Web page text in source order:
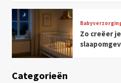
Zo creëer
Categorieën